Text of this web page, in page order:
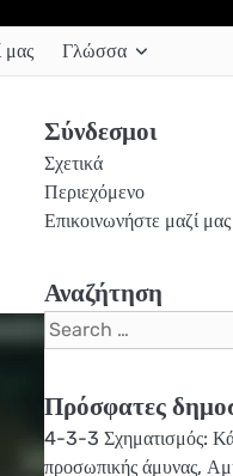
μας Γλώσσα
Σύνδεσμοι
Σχετικά
Περιεχόμενο
Επικοινωνήστε μαζί μας
Αναζήτηση
Search
for:
Πρόσφατες
4-3-3 Σχηματισμός:
προσωπικής άμυνας,